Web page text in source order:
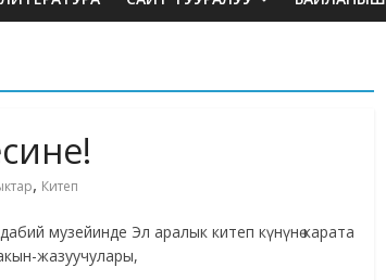
, Китеп
музейинде Эл аралык китеп күнүнө карата
жазуучулары,